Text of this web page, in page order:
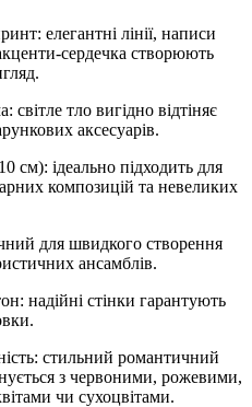
елегантні лінії, написи
сердечка створюють
світле тло вигідно відтіняє
аксесуарів.
см): ідеально підходить для
композицій та невеликих
для швидкого створення
ансамблів.
надійні стінки гарантують
стильний романтичний
з червоними, рожевими,
чи сухоцвітами.